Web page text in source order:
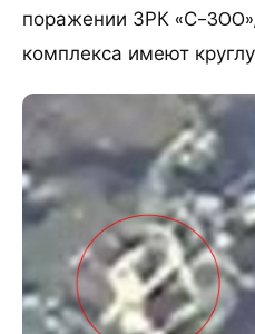
поражении ЗРК «С-
комплекса имеют